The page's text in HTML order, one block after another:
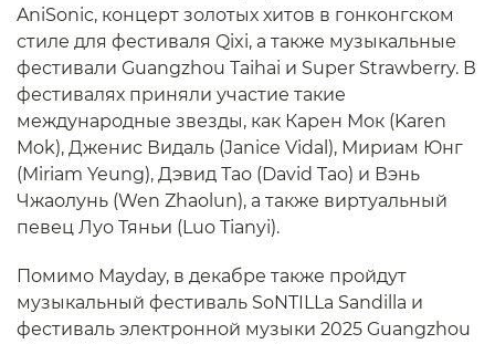
AniSonic, концерт золотых хитов в гонконгском
стиле для фестиваля Qixi, а также музыкальные
фестивали Guangzhou Taihai и Super Strawberry. В
фестивалях приняли участие такие
международные звезды, как Карен Мок (Karen
Mok), Дженис Видаль (Janice Vidal), Мириам Юнг
(Miriam Yeung), Дэвид Тао (David Tao) и Вэнь
Чжаолунь (Wen Zhaolun), а также виртуальный
певец Луо Тяньи (Luo Tianyi).
Помимо Mayday, в декабре также пройдут
музыкальный фестиваль SoNTILLa Sandilla и
фестиваль электронной музыки 2025 Guangzhou